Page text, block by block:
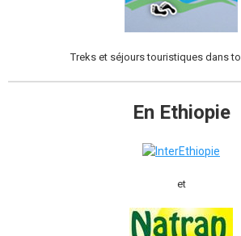
Treks et séjours touristiques dans
En Ethiopie
et